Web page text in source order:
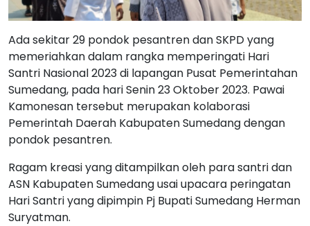
Ada sekitar 29 pondok pesantren dan SKPD yang
memeriahkan dalam rangka memperingati Hari
Santri Nasional 2023 di lapangan Pusat Pemerintahan
Sumedang, pada hari Senin 23 Oktober 2023. Pawai
Kamonesan tersebut merupakan kolaborasi
Pemerintah Daerah Kabupaten Sumedang dengan
pondok pesantren.
Ragam kreasi yang ditampilkan oleh para santri dan
ASN Kabupaten Sumedang usai upacara peringatan
Hari Santri yang dipimpin Pj Bupati Sumedang Herman
Suryatman.